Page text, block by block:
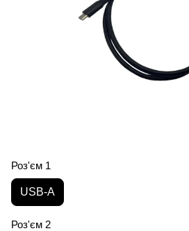
Роз'єм 1
USB-A
Роз'єм 2